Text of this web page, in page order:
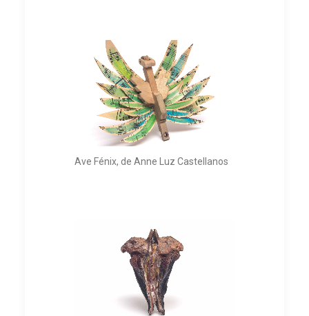
Ave Fénix, de Anne Luz Castellanos